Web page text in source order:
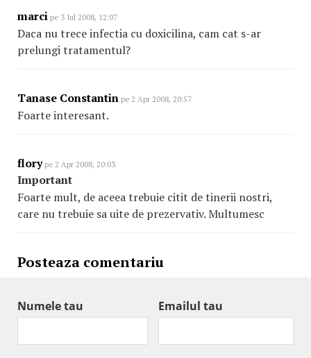
marci pe 3 Iul 2008, 12:07
Daca nu trece infectia cu doxicilina, cam cat s-ar
prelungi tratamentul?
Tanase Constantin pe 2 Apr 2008, 20:57
Foarte interesant.
florype 2 Apr 2008, 20:03
Important
Foarte mult, de aceea trebuie citit de tinerii nostri,
care nu trebuie sa uite de prezervativ. Multumesc
Posteaza comentariu
Numele tau Emailul tau